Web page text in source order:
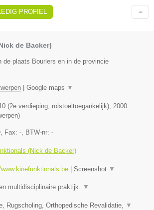
PROFIEL
de Backer)
de plaats Bourlers en in de provincie
Google maps ▼
(2e verdieping, rolstoeltoegankelijk), 2000
)
, Fax: -, BTW-nr: -
(Nick de Backer)
Screenshot ▼
multidisciplinaire praktijk. ▼
Rugscholing, Orthopedische Revalidatie, ▼